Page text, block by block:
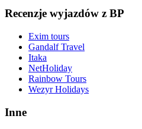
Recenzje wyjazdów z BP
Exim tours
Gandalf Travel
Itaka
NetHoliday
Rainbow Tours
Wezyr Holidays
Inne